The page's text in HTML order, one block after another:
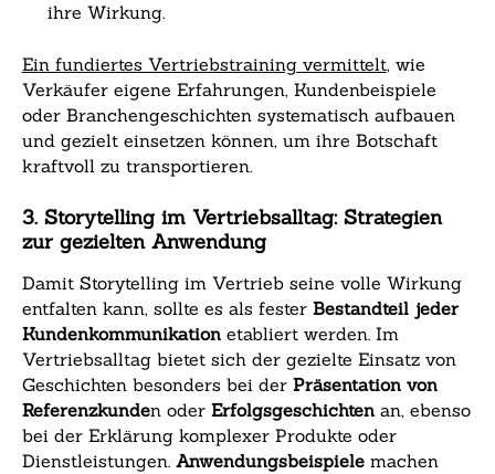
ihre Wirkung.
Ein fundiertes Vertriebstraining vermittelt, wie
Verkäufer eigene Erfahrungen, Kundenbeispiele
oder Branchengeschichten systematisch aufbauen
und gezielt einsetzen können, um ihre Botschaft
kraftvoll zu transportieren.
3. Storytelling im Vertriebsalltag: Strategien
zur gezielten Anwendung
Damit Storytelling im Vertrieb seine volle Wirkung
entfalten kann, sollte es als festerBestandteil jeder
Kundenkommunikationetabliert werden. Im
Vertriebsalltag bietet sich der gezielte Einsatz von
Geschichten besonders bei der Präsentation von
Referenzkunden oder Erfolgsgeschichten an, ebenso
bei der Erklärung komplexer Produkte oder
Dienstleistungen. Anwendungsbeispiele machen